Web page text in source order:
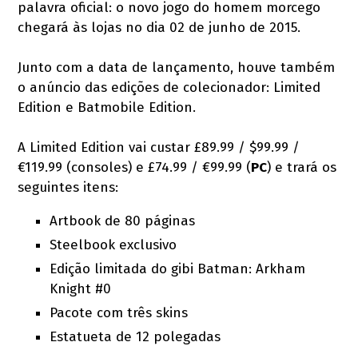
palavra oficial: o novo jogo do homem morcego
chegará às lojas no dia 02 de junho de 2015.
Junto com a data de lançamento, houve também
o anúncio das edições de colecionador: Limited
Edition e Batmobile Edition.
A Limited Edition vai custar £89.99 / $99.99 /
€119.99 (consoles) e £74.99 / €99.99 (PC) e trará os
seguintes itens:
Artbook de 80 páginas
Steelbook exclusivo
Edição limitada do gibi Batman: Arkham
Knight #0
Pacote com três skins
Estatueta de 12 polegadas